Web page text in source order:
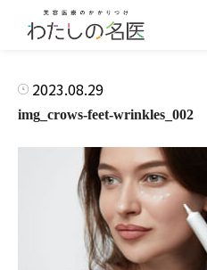
2023.08.29
img_crows-feet-wrinkles_002